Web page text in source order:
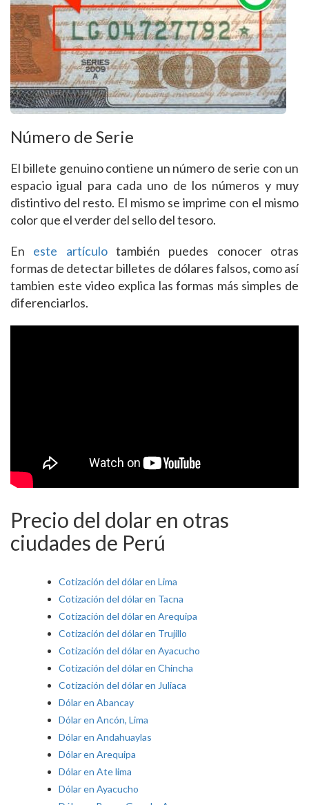
Número de Serie
El billete genuino contiene un número de serie con un
espacio igual para cada uno de los números y muy
distintivo del resto. El mismo se imprime con el mismo
color que el verder del sello del tesoro.
En este artículotambién puedes conocer otras
formas de detectar billetes de dólares falsos, como así
tambien este video explica las formas más simples de
diferenciarlos.
Precio del dolar en otras
ciudades de Perú
Cotización del dólar en Lima
Cotización del dólar en Tacna
Cotización del dólar en Arequipa
Cotización del dólar en Trujillo
Cotización del dólar en Ayacucho
Cotización del dólar en Chincha
Cotización del dólar en Juliaca
Dólar en Abancay
Dólar en Ancón, Lima
Dólar en Andahuaylas
Dólar en Arequipa
Dólar en Ate lima
Dólar en Ayacucho